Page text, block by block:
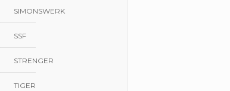
SIMONSWERK
SSF
STRENGER
TIGER